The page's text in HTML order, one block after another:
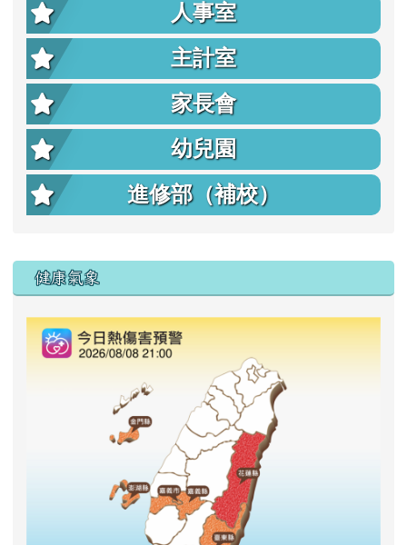
人事室
主計室
家長會
幼兒園
進修部（補校）
右邊區域內容
健康氣象